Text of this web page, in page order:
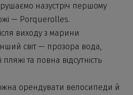
назустріч першому
— Porquerolles.
виходу з марини
світ — прозора вода,
пляжі та повна відсутність
орендувати велосипеди й